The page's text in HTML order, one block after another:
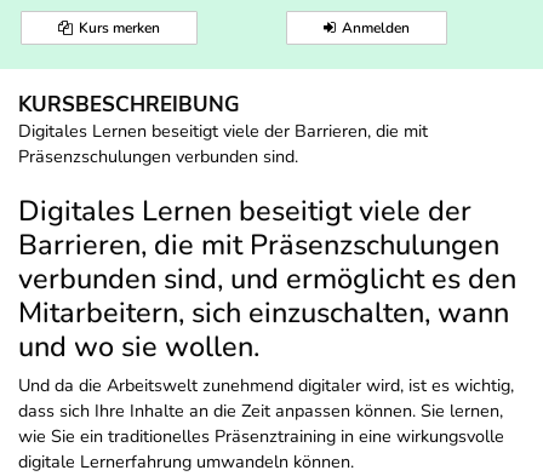
Kurs merken Anmelden
KURSBESCHREIBUNG
Digitales Lernen beseitigt viele der Barrieren, die mit
Präsenzschulungen verbunden sind.
Digitales Lernen beseitigt viele der
Barrieren, die mit Präsenzschulungen
verbunden sind, und ermöglicht es den
Mitarbeitern, sich einzuschalten, wann
und wo sie wollen.
Und da die Arbeitswelt zunehmend digitaler wird, ist es wichtig,
dass sich Ihre Inhalte an die Zeit anpassen können. Sie lernen,
wie Sie ein traditionelles Präsenztraining in eine wirkungsvolle
digitale Lernerfahrung umwandeln können.